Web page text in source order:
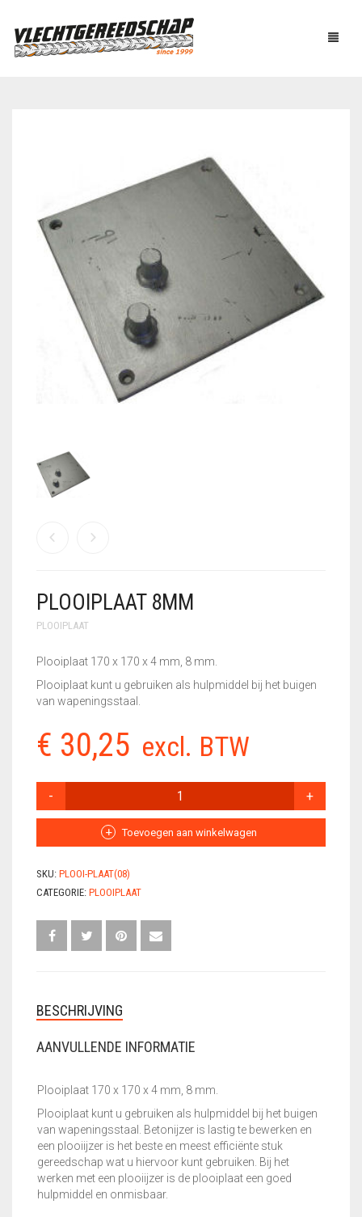
BOUTENSCHAREN
C-RINGTOOL
DRAADBINDER
ELEKTRISCH KNIPPEN
GEBRUIKTE MACHINES
GEREEDSCHAPSSETS
KLEIN
VLECHTGEREEDSCHAP
PNEUMATISCH
SALE – UITVERKOOP
STATIONAIRE
MACHINES
VLECHTDRAAD
VLECHTTANGEN
WERKSCHOENEN
0
PLOOIPLAAT 8MM
PLOOIPLAAT
Plooiplaat 170 x 170 x 4 mm, 8 mm.
Plooiplaat kunt u gebruiken als hulpmiddel bij het buigen
van wapeningsstaal.
€ 30,25 excl. BTW
AANTAL
Toevoegen aan winkelwagen
SKU: PLOOI-PLAAT(08)
CATEGORIE: PLOOIPLAAT
BESCHRIJVING
AANVULLENDE INFORMATIE
Plooiplaat 170 x 170 x 4 mm, 8 mm.
Plooiplaat kunt u gebruiken als hulpmiddel bij het buigen
van wapeningsstaal. Betonijzer is lastig te bewerken en
een plooiijzer is het beste en meest efficiënte stuk
gereedschap wat u hiervoor kunt gebruiken. Bij het
werken met een plooiijzer is de plooiplaat een goed
hulpmiddel en onmisbaar.